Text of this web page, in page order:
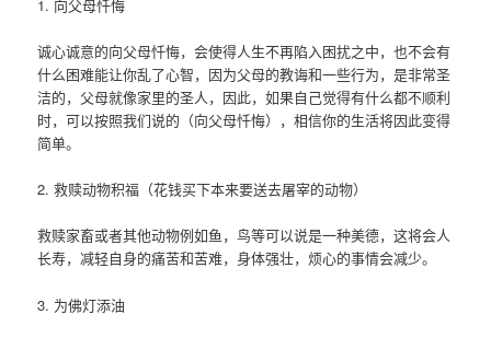
1. 向父母忏悔
诚心诚意的向父母忏悔，会使得人生不再陷入困扰之中，也不会有
什么困难能让你乱了心智，因为父母的教诲和一些行为，是非常圣
洁的，父母就像家里的圣人，因此，如果自己觉得有什么都不顺利
时，可以按照我们说的（向父母忏悔），相信你的生活将因此变得
简单。
2. 救赎动物积福（花钱买下本来要送去屠宰的动物）
救赎家畜或者其他动物例如鱼，鸟等可以说是一种美德，这将会人
长寿，减轻自身的痛苦和苦难，身体强壮，烦心的事情会减少。
3. 为佛灯添油